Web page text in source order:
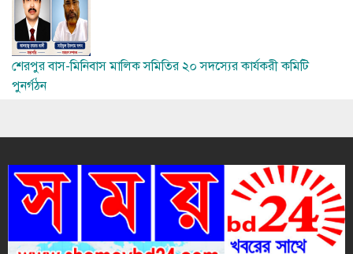
শেরপুর বাস-মিনিবাস মালিক সমিতির ২০ সদস্যের কার্যকরী কমিটি
পুনর্গঠন